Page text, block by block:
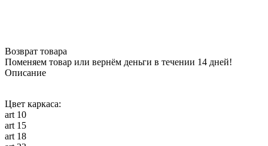
Возврат товара
Поменяем товар или вернём деньги в течении 14 дней!
Описание
Цвет каркаса:
art 10
art 15
art 18